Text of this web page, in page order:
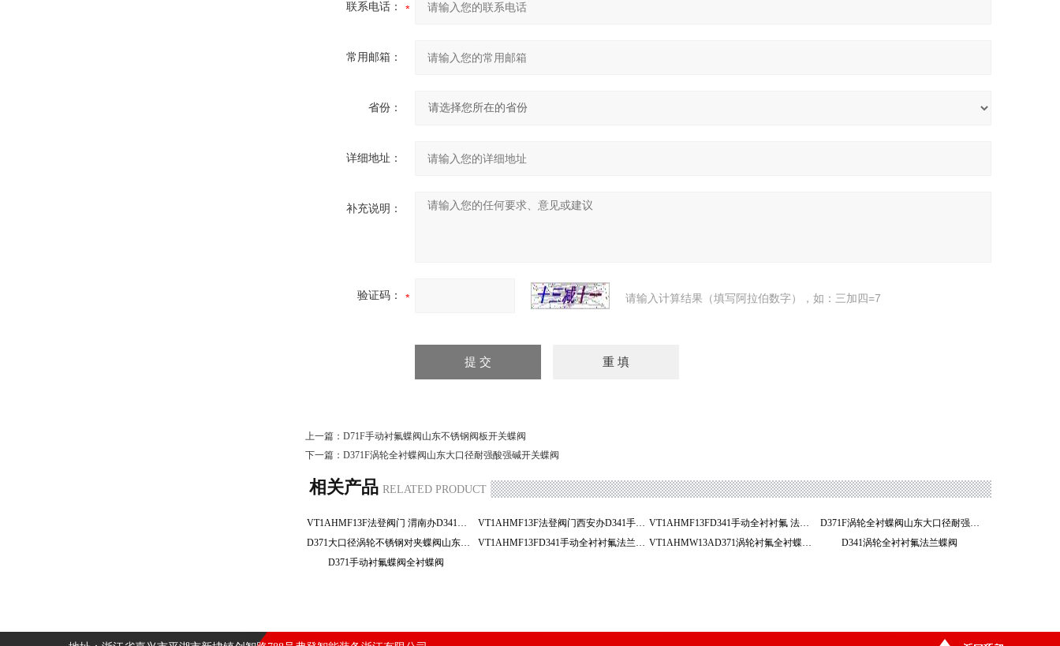
联系电话：
常用邮箱：
省份：
详细地址：
补充说明：
验证码： 请输入计算结果（填写阿拉伯数字），如：三加四=7
上一篇： D71F手动衬氟蝶阀山东不锈钢阀板开关蝶阀
下一篇： D371F涡轮全衬蝶阀山东大口径耐强酸强碱开关蝶阀
相关产品 RELATED PRODUCT
VT1AHMF13F法登阀门 渭南办D341手动全衬衬氟 法兰蝶阀 VT1AHMF13F法登阀门西安办D341手动全衬衬氟 法兰蝶阀 VT1AHMF13FD341手动全衬衬氟 法兰蝶阀
D371F涡轮全衬蝶阀山东大口径耐强酸强碱开关蝶阀
D371大口径涡轮不锈钢对夹蝶阀山东手动衬氟蝶阀
VT1AHMF13FD341手动全衬衬氟法兰蝶阀 VT1AHMW13AD371涡轮衬氟全衬蝶阀
D341涡轮全衬衬氟法兰蝶阀
D371手动衬氟蝶阀全衬蝶阀